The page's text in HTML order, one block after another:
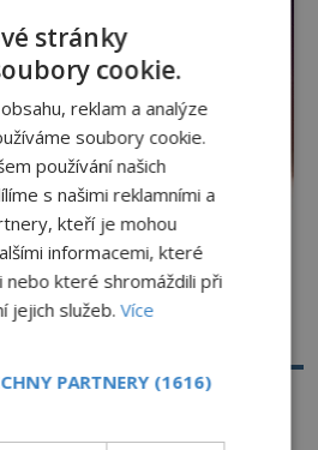
a promenáda v
nejslavnějších
slavnostní okamžik.
hledí na startující raketu,
stránky
cookie.
reklam a analýze
soubory cookie.
používání našich
s našimi reklamními a
kteří je mohou
informacemi, které
které shromáždili při
jejich služeb.Více
PARTNERY (1616)